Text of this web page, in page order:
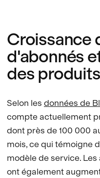
Croissance
d'abonnés
des produits
Selon les données de
compte actuellement
dont près de 100 000
mois, ce qui témoigne
modèle de service.
ont également